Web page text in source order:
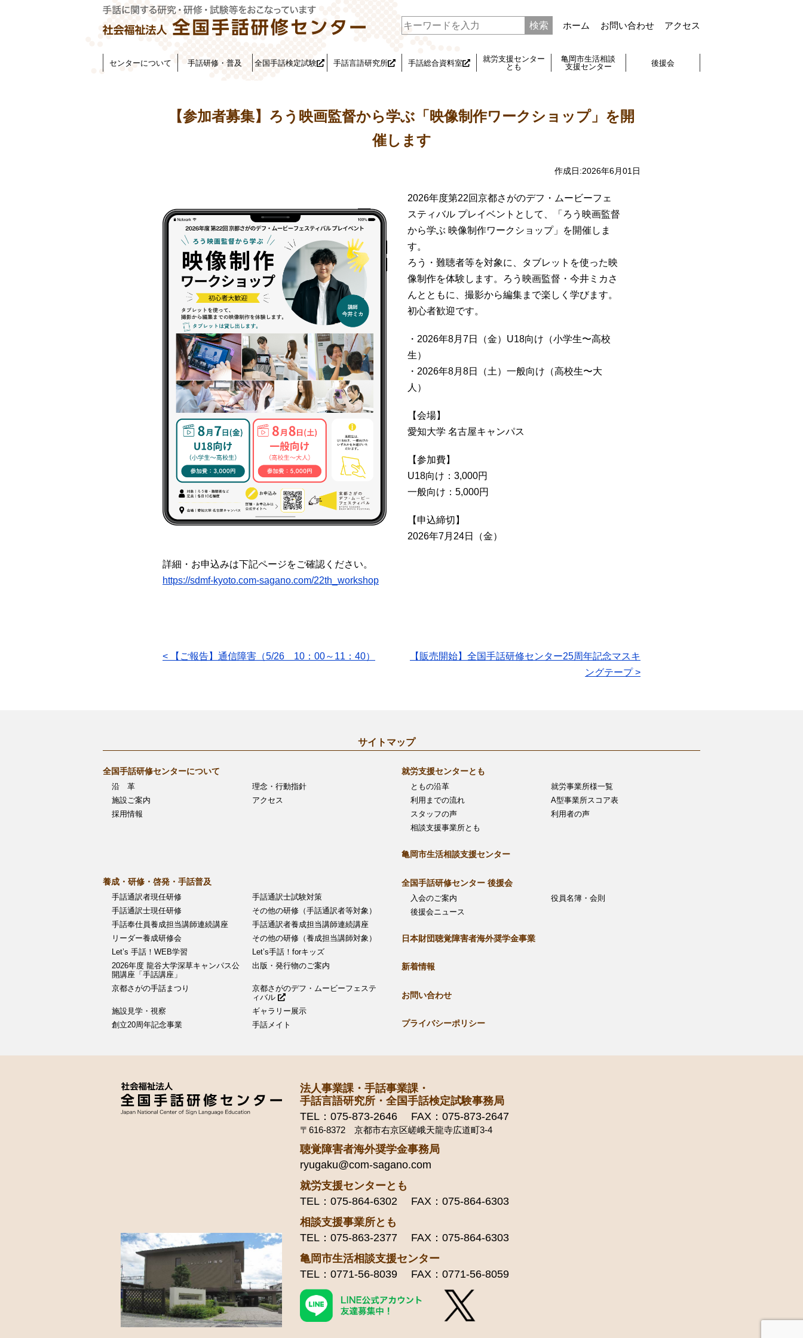
ホーム お問い合わせ アクセス
センターについて 手話研修・普及 全国手話検定試験 手話言語研究所 手話総合資料室
就労支援センター
とも
亀岡市生活相談
支援センター
後援会
【参加者募集】ろう映画監督から学ぶ「映像制作ワークショップ」を開
催します
作成日:2026年6月01日
2026年度第22回京都さがのデフ・ムービーフェ
スティバル プレイベントとして、「ろう映画監督
から学ぶ 映像制作ワークショップ」を開催しま
す。
ろう・難聴者等を対象に、タブレットを使った映
像制作を体験します。ろう映画監督・今井ミカさ
んとともに、撮影から編集まで楽しく学びます。
初心者歓迎です。
・2026年8月7日（金）U18向け（小学生〜高校
生）
・2026年8月8日（土）一般向け（高校生〜大
人）
【会場】
愛知大学 名古屋キャンパス
【参加費】
U18向け：3,000円
一般向け：5,000円
【申込締切】
2026年7月24日（金）
詳細・お申込みは下記ページをご確認ください。
https://sdmf-kyoto.com-sagano.com/22th_workshop
投
ゲ
ー
< 【ご報告】通信障害（5/26 10：00～11：40）
【販売開始】全国手話研修センター25周年記念マスキ
ングテープ >
サイトマップ
全国手話研修センターについて
沿 革
理念・行動指針
施設ご案内
アクセス
採用情報
養成・研修・啓発・手話普及
手話通訳者現任研修
手話通訳士試験対策
手話通訳士現任研修
その他の研修（手話通訳者等対象）
手話奉仕員養成担当講師連続講座
手話通訳者養成担当講師連続講座
リーダー養成研修会
その他の研修（養成担当講師対象）
Let’s 手話！WEB学習
Let’s手話！forキッズ
2026年度 龍谷大学深草キャンパス公
開講座「手話講座」
出版・発行物のご案内
京都さがの手話まつり
京都さがのデフ・ムービーフェステ
ィバル
施設見学・視察
ギャラリー展示
創立20周年記念事業
手話メイト
就労支援センターとも
ともの沿革
就労事業所様一覧
利用までの流れ
A型事業所スコア表
スタッフの声
利用者の声
相談支援事業所とも
亀岡市生活相談支援センター
全国手話研修センター 後援会
入会のご案内
役員名簿・会則
後援会ニュース
日本財団聴覚障害者海外奨学金事業
新着情報
お問い合わせ
プライバシーポリシー
法人事業課・手話事業課・
手話言語研究所・全国手話検定試験事務局
TEL：075-873-2646 FAX：075-873-2647
〒616-8372 京都市右京区嵯峨天龍寺広道町3-4
聴覚障害者海外奨学金事務局
ryugaku@com-sagano.com
就労支援センターとも
TEL：075-864-6302 FAX：075-864-6303
相談支援事業所とも
TEL：075-863-2377 FAX：075-864-6303
亀岡市生活相談支援センター
TEL：0771-56-8039 FAX：0771-56-8059